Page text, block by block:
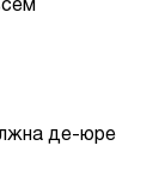
де-юре